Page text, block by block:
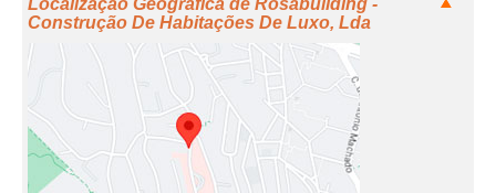
Localização Geográfica de Rosabuilding -
Construção De Habitações De Luxo, Lda